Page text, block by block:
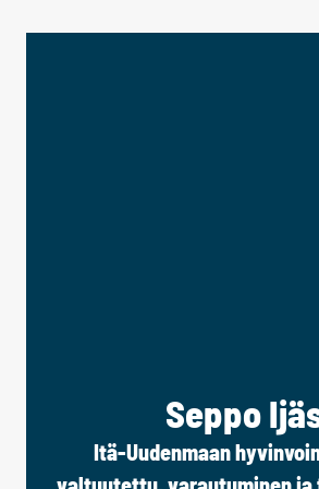
Seppo
Itä-Uudenmaan